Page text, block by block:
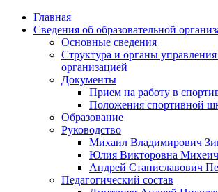
Главная
Сведения об образовательной
Основные сведения
Структура и органы управления
организацией
Документы
Прием на работу в
Положения спортивной
Образование
Руководство
Михаил Владимирович
Юлия Викторовна
Андрей Станиславович
Педагогический состав